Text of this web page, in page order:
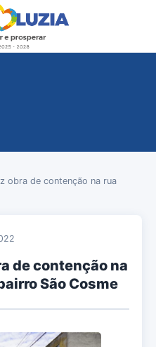
obra de contenção na rua
de contenção na
São Cosme